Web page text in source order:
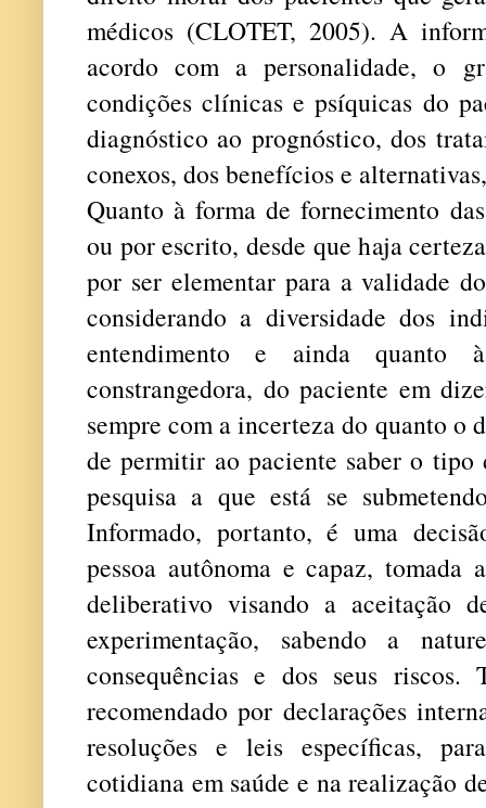
médicos (CLOTET, 2005). A
acordo com a personalidade, o
condições clínicas e psíquicas do
diagnóstico ao prognóstico, dos
conexos, dos benefícios e
Quanto à forma de fornecimento
ou por escrito, desde que haja
por ser elementar para a validade
considerando a diversidade dos
entendimento e ainda quanto
constrangedora, do paciente em
sempre com a incerteza do quanto
de permitir ao paciente saber o tipo
pesquisa a que está se
Informado, portanto, é uma
pessoa autônoma e capaz, tomada
deliberativo visando a aceitação
experimentação, sabendo a
consequências e dos seus riscos.
recomendado por declarações
resoluções e leis específicas,
cotidiana em saúde e na realização